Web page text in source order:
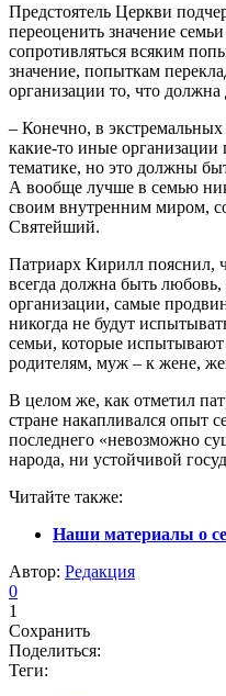
Предстоятель Церкви
переоценить значение
сопротивляться всяким
значение, попыткам
организации то, что должна
– Конечно, в
какие-то иные
тематике, но это должны
А вообще лучше в семью
своим внутренним миром,
Святейший.
Патриарх Кирилл пояснил,
всегда должна быть
организации, самые
никогда не будут
семьи, которые
родителям, муж – к жене,
В целом же, как отметил
стране накапливался опыт
последнего «невозможно
народа, ни устойчивой
Читайтe также:
Наши материалы о
Автор: Редакция
0
1
Сохранить
Поделиться:
Теги: